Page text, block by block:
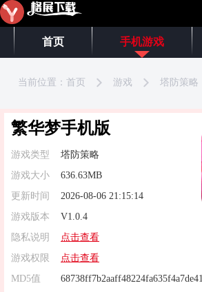
首页 手机游戏
当前位置： 首页 游戏 塔防策略
繁华梦手机版
游戏类型
塔防策略
游戏大小
636.63MB
更新时间
2026-08-06 21:15:14
游戏版本
V1.0.4
隐私说明
点击查看
游戏权限
点击查看
MD5值
68738ff7b2aaff48224fa635f4a7de41